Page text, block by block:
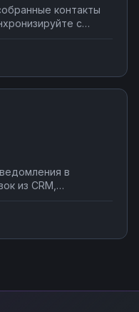
контакты
с
Data Scraper
лидов.
в
из CRM,
с системами
к вашим бизнес-
за